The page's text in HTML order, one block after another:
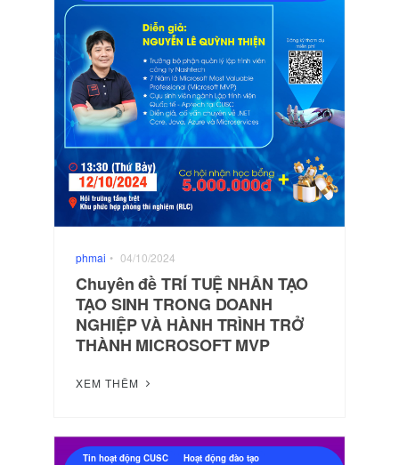
phmai • 04/10/2024
Chuyên đề TRÍ TUỆ NHÂN TẠO
TẠO SINH TRONG DOANH
NGHIỆP VÀ HÀNH TRÌNH TRỞ
THÀNH MICROSOFT MVP
XEM THÊM
Tin hoạt động CUSC
Hoạt động đào tạo